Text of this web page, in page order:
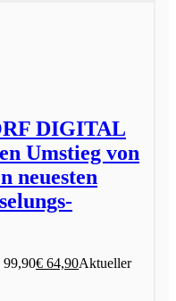
DIGITAL
Umstieg von
neuesten
99,90€ 64,90Aktueller